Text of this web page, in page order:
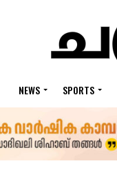
NEWS SPORTS